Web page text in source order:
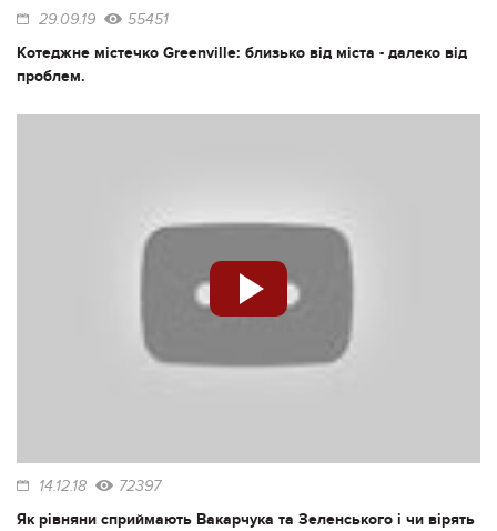
29.09.19 55451
Котеджне містечко Greenville: близько від міста - далеко від
проблем.
14.12.18 72397
Як рівняни сприймають Вакарчука та Зеленського і чи вірять